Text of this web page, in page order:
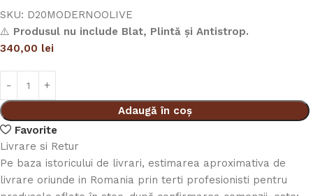
SKU: D20MODERNOOLIVE
⚠️ Produsul nu include Blat, Plintă și Antistrop.
340,00 lei
Adaugă în coș
Favorite
Livrare si Retur
Pe baza istoricului de livrari, estimarea aproximativa de
livrare oriunde in Romania prin terti profesionisti pentru